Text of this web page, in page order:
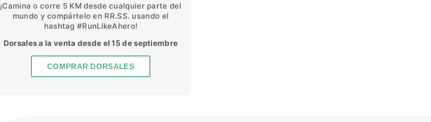
¡Camina o corre 5 KM desde cualquier parte del
mundo y compártelo en RR.SS. usando el
hashtag #RunLikeAhero!
Dorsales a la venta desde el 15 de septiembre
COMPRAR DORSALES